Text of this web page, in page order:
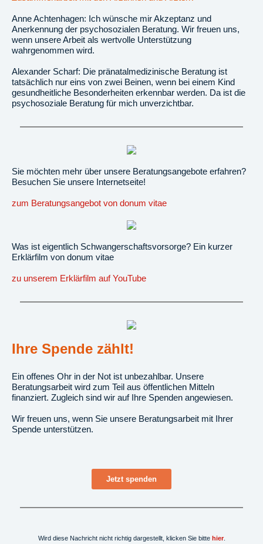
Anne Achtenhagen: Ich wünsche mir Akzeptanz und
Anerkennung der psychosozialen Beratung. Wir freuen uns,
wenn unsere Arbeit als wertvolle Unterstützung
wahrgenommen wird.
Alexander Scharf: Die pränatalmedizinische Beratung ist
tatsächlich nur eins von zwei Beinen, wenn bei einem Kind
gesundheitliche Besonderheiten erkennbar werden. Da ist die
psychosoziale Beratung für mich unverzichtbar.
Sie möchten mehr über unsere Beratungsangebote erfahren?
Besuchen Sie unsere Internetseite!
zum Beratungsangebot von donum vitae
Was ist eigentlich Schwangerschaftsvorsorge? Ein kurzer
Erklärfilm von donum vitae
zu unserem Erklärfilm auf YouTube
Ihre Spende zählt!
Ein offenes Ohr in der Not ist unbezahlbar. Unsere
Beratungsarbeit wird zum Teil aus öffentlichen Mitteln
finanziert. Zugleich sind wir auf Ihre Spenden angewiesen.
Wir freuen uns, wenn Sie unsere Beratungsarbeit mit Ihrer
Spende unterstützen.
Jetzt spenden
Wird diese Nachricht nicht richtig dargestellt, klicken Sie bitte hier.